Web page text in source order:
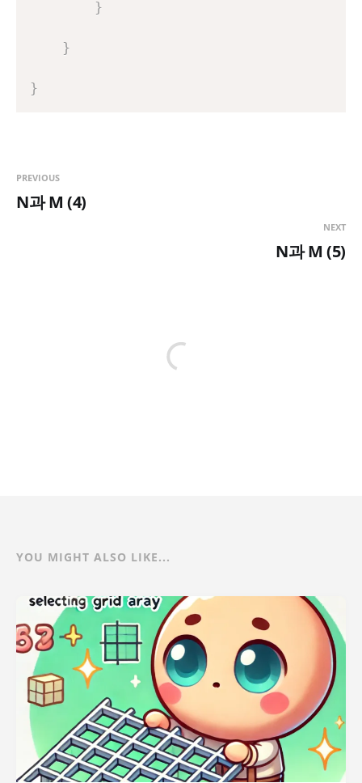
}
}
}
PREVIOUS
N과 M (4)
NEXT
N과 M (5)
YOU MIGHT ALSO LIKE...